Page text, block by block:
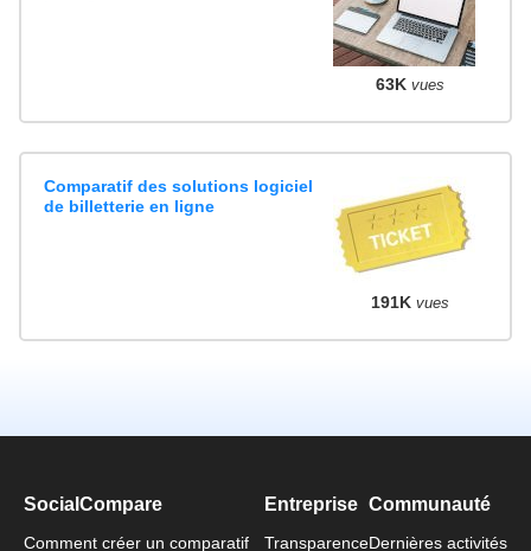
63K vues
Comparatif des solutions logiciel
de billetterie en ligne
191K vues
SocialCompare
Comment créer un comparatif
Entreprise
Transparence
Communauté
Dernières activités